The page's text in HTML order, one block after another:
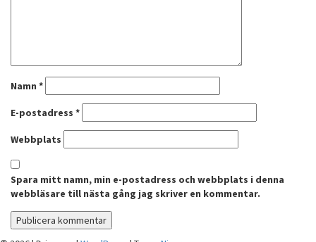
Namn *
E-postadress *
Webbplats
Spara mitt namn, min e-postadress och webbplats i denna
webbläsare till nästa gång jag skriver en kommentar.